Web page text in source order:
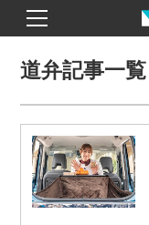
道弁記事一覧